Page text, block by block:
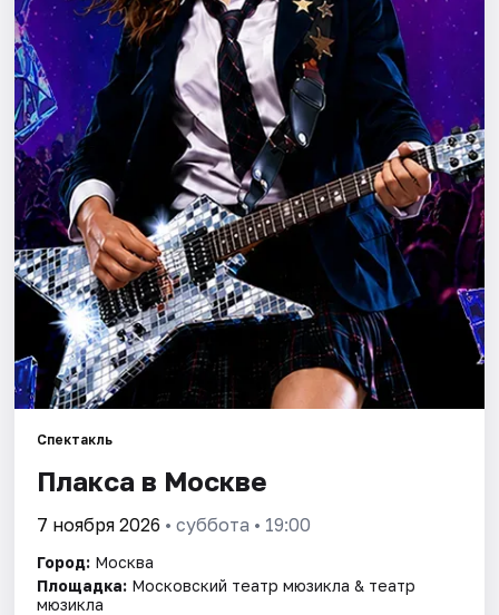
Города
Площадки
Артисты
Рейтинги
Спектакль
Плакса в Москве
7 ноября 2026 • суббота • 19:00
Город: Москва
Площадка: Московский театр мюзикла & театр
мюзикла